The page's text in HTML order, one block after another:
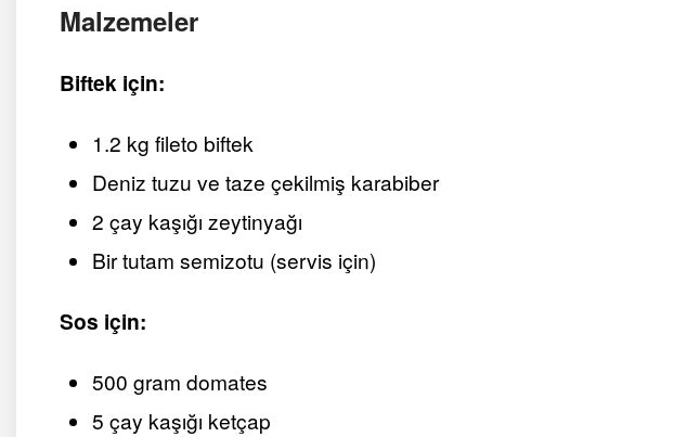
Malzemeler
Biftek için:
1.2 kg fileto biftek
Deniz tuzu ve taze çekilmiş karabiber
2 çay kaşığı zeytinyağı
Bir tutam semizotu (servis için)
Sos için:
500 gram domates
5 çay kaşığı ketçap